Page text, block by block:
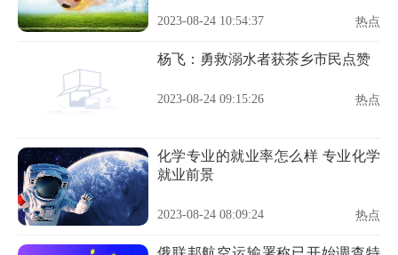
2023-08-24 10:54:37 热点
杨飞：勇救溺水者获茶乡市民点赞
2023-08-24 09:15:26 热点
化学专业的就业率怎么样 专业化学
就业前景
2023-08-24 08:09:24 热点